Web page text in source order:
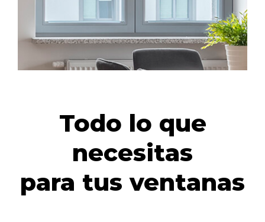
Todo lo que
necesitas
para tus ventanas